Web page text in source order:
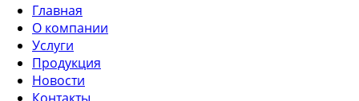
Главная
О компании
Услуги
Продукция
Новости